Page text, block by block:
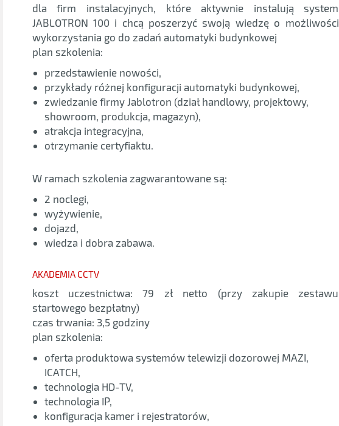
dla firm instalacyjnych, które aktywnie instalują system
JABLOTRON 100 i chcą poszerzyć swoją wiedzę o możliwości
wykorzystania go do zadań automatyki budynkowej
plan szkolenia:
przedstawienie nowości,
przykłady różnej konfiguracji automatyki budynkowej,
zwiedzanie firmy Jablotron (dział handlowy, projektowy,
showroom, produkcja, magazyn),
atrakcja integracyjna,
otrzymanie certyfiaktu.
W ramach szkolenia zagwarantowane są:
2 noclegi,
wyżywienie,
dojazd,
wiedza i dobra zabawa.
AKADEMIA CCTV
koszt uczestnictwa: 79 zł netto (przy zakupie zestawu
startowego bezpłatny)
czas trwania: 3,5 godziny
plan szkolenia:
oferta produktowa systemów telewizji dozorowej MAZI,
ICATCH,
technologia HD-TV,
technologia IP,
konfiguracja kamer i rejestratorów,